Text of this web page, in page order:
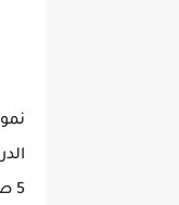
5 صفحات.